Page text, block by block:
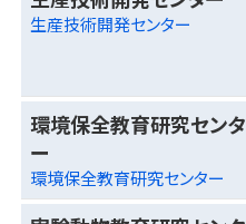
生産技術開発センター
環境保全教育研究センタ
ー
環境保全教育研究センター